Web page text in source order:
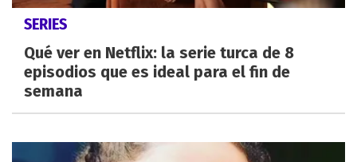
SERIES
Qué ver en Netflix: la serie turca de 8
episodios que es ideal para el fin de
semana